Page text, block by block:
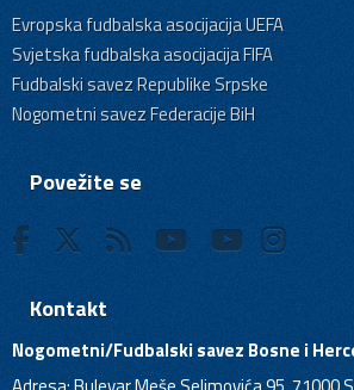
Evropska fudbalska asocijacija UEFA
Svjetska fudbalska asocijacija FIFA
Fudbalski savez Republike Srpske
Nogometni savez Federacije BiH
Povežite se
Kontakt
Nogometni/Fudbalski savez Bosne i